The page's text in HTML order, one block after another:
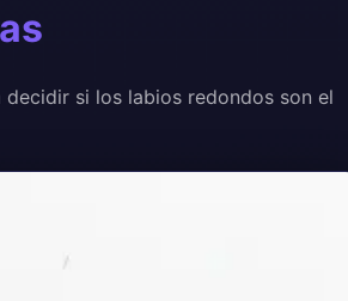
si los labios redondos son el